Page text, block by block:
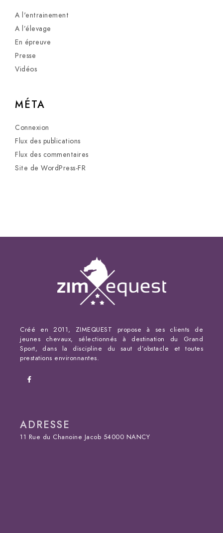
A l'entrainement
A l’élevage
En épreuve
Presse
Vidéos
MÉTA
Connexion
Flux des publications
Flux des commentaires
Site de WordPress-FR
Créé en 2011, ZIMEQUEST propose à ses clients de
jeunes chevaux, sélectionnés à destination du Grand
Sport, dans la discipline du saut d’obstacle et toutes
prestations environnantes.
ADRESSE
11 Rue du Chanoine Jacob 54000 NANCY